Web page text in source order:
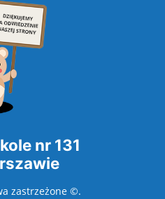
nr 131
zastrzeżone ©.